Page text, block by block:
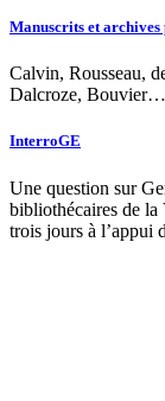
Manuscrits et archives
Calvin, Rousseau,
Dalcroze, Bouvier…
InterroGE
Une question sur
bibliothécaires de la
trois jours à l’appui